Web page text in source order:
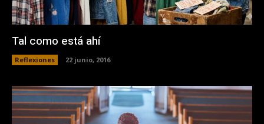
Tal como está ahí
Reflexiones 22 junio, 2016